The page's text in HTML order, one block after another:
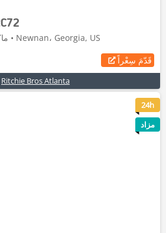
ماكينات جز العشب • 2026 • Newnan، Georgia, US
قَدّمَ سِعْراً
Ritchie Bros Atlanta
6
24h
مزاد